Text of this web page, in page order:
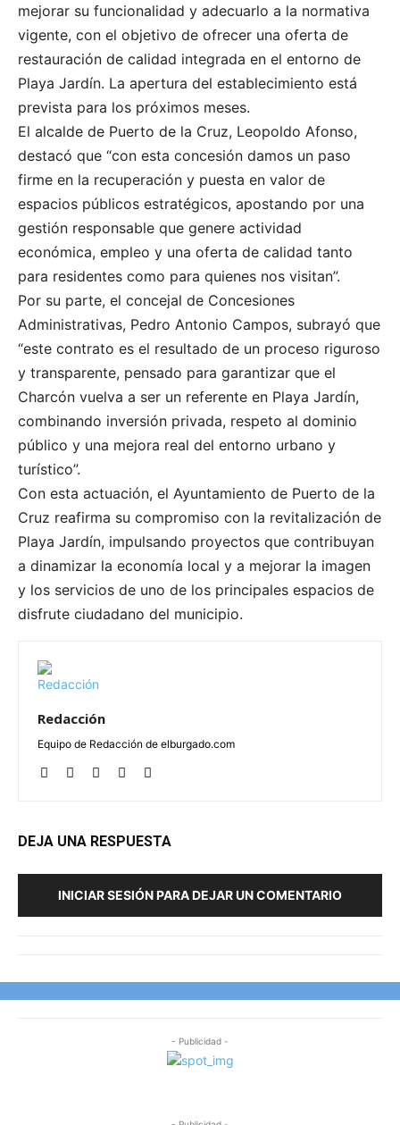
mejorar su funcionalidad y adecuarlo a la normativa
vigente, con el objetivo de ofrecer una oferta de
restauración de calidad integrada en el entorno de
Playa Jardín. La apertura del establecimiento está
prevista para los próximos meses.
El alcalde de Puerto de la Cruz, Leopoldo Afonso,
destacó que “con esta concesión damos un paso
firme en la recuperación y puesta en valor de
espacios públicos estratégicos, apostando por una
gestión responsable que genere actividad
económica, empleo y una oferta de calidad tanto
para residentes como para quienes nos visitan”.
Por su parte, el concejal de Concesiones
Administrativas, Pedro Antonio Campos, subrayó que
“este contrato es el resultado de un proceso riguroso
y transparente, pensado para garantizar que el
Charcón vuelva a ser un referente en Playa Jardín,
combinando inversión privada, respeto al dominio
público y una mejora real del entorno urbano y
turístico”.
Con esta actuación, el Ayuntamiento de Puerto de la
Cruz reafirma su compromiso con la revitalización de
Playa Jardín, impulsando proyectos que contribuyan
a dinamizar la economía local y a mejorar la imagen
y los servicios de uno de los principales espacios de
disfrute ciudadano del municipio.
Redacción
Equipo de Redacción de elburgado.com
DEJA UNA RESPUESTA
INICIAR SESIÓN PARA DEJAR UN COMENTARIO
- Publicidad -